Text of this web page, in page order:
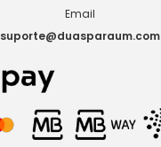
Email
suporte@duasparaum.com